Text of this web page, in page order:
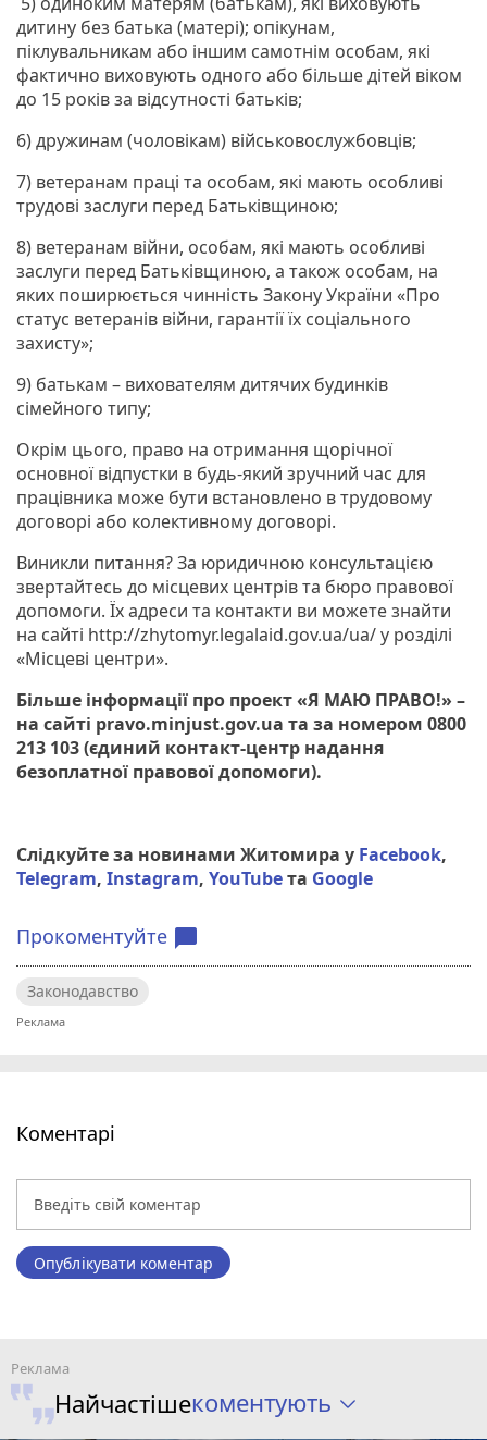
дитину без батька (матері); опікунам,
піклувальникам або іншим самотнім особам, які
фактично виховують одного або більше дітей віком
до 15 років за відсутності батьків;
6) дружинам (чоловікам) військовослужбовців;
7) ветеранам праці та особам, які мають особливі
трудові заслуги перед Батьківщиною;
8) ветеранам війни, особам, які мають особливі
заслуги перед Батьківщиною, а також особам, на
яких поширюється чинність Закону України «Про
статус ветеранів війни, гарантії їх соціального
захисту»;
9) батькам – вихователям дитячих будинків
сімейного типу;
Окрім цього, право на отримання щорічної
основної відпустки в будь-який зручний час для
працівника може бути встановлено в трудовому
договорі або колективному договорі.
Виникли питання? За юридичною консультацією
звертайтесь до місцевих центрів та бюро правової
допомоги. Їх адреси та контакти ви можете знайти
на сайті http://zhytomyr.legalaid.gov.ua/ua/ у розділі
«Місцеві центри».
Більше інформації про проект «Я МАЮ ПРАВО!» –
на сайті pravo.minjust.gov.ua та за номером 0800
213 103 (єдиний контакт-центр надання
безоплатної правової допомоги).
Слідкуйте за новинами Житомира у Facebook,
Telegram, Instagram, YouTubeта Google
Прокоментуйте chat_bubble
Законодавство
Коментарі
Опублікувати коментар
Найчастішекоментують